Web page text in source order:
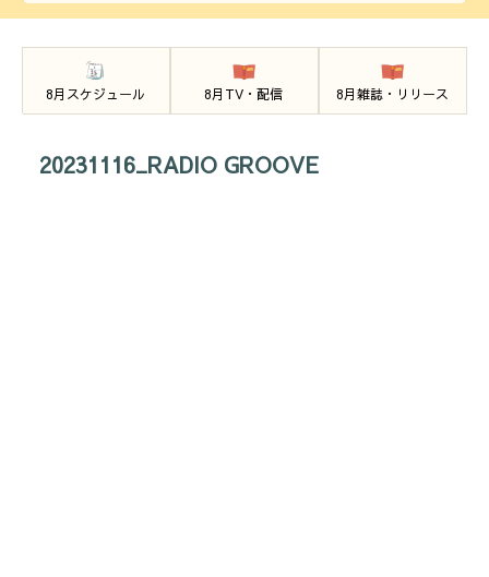
8月スケジュール 8月TV・配信 8月雑誌・リリース
20231116_RADIO GROOVE